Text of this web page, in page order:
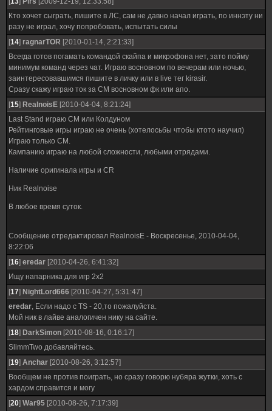
Кто хочет сыграть, пишите в ЛС, сам не давно начал играть, по иннэту ни
разу не играл, хочу попробовать, испытать силы
[14] ragnarTOR [2010-01-14, 2:21:33]
Всегда готов погамать командой скайпа и микрофона нет, зато пойму
минимум команд через чат. Играю восновном по вечерам или ночью,
заинтересовавшимся пишите в личку или в live тег kirasir.
Сразу скажу играю ток за СМ восновном фк или апо.
[15] RealnoisE [2010-04-04, 8:21:24]
Last Stand играю СМ или Колдуном
Рейтинговые игры играю не очень (хотелосьбы чтобы ктото научил)
Играю только СМ.
Кампанию играю на любой сложности, любыми отрядами.
Наличие оригинала игры и CR
Ник Realnoise
В любое время суток.
Сообщение отредактировал RealnoisE - Воскресенье, 2010-04-04,
8:22:06
[16] eredar [2010-04-26, 6:41:32]
Ищу напарника для игр 2х2
[17] NightLord666 [2010-04-27, 5:31:47]
eredar, Если надо с TS - 20,то пожалуйста.
Мой ник в лайве аналогичен нику на сайте.
[18] DarkSimon [2010-08-16, 0:16:17]
SlimmTwo добавляйтесь.
[19] Anchar [2010-08-26, 3:12:57]
Вообщем не против поиграть, но сразу говорю нубяра жутки, хоть с
хардом справится и могу
[20] War95 [2010-08-26, 7:17:39]